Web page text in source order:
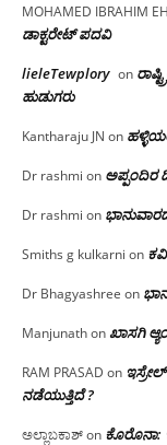
MOHAMED IBRAHIM
ಡಾಕ್ಟರೇಟ್ ಪದವಿ
lieleTewplory on
ಹುಡುಗರು
Kantharaju JN on
Dr rashmi on ಅಪ್ಪಂದಿರ
Dr rashmi on
Smiths g kulkarni on
Dr Bhagyashree on
Manjunathonಖಾಸಗಿ
RAM PRASAD on
ನಡೆಯುತ್ತಿದೆ ?
ಅಲ್ಲಾಬಕಾಶ್on ಕೊರೊನಾ: